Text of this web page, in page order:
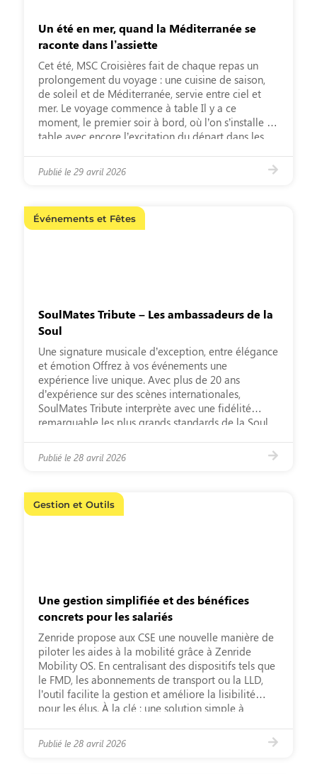
Un été en mer, quand la Méditerranée se
raconte dans l’assiette
Cet été, MSC Croisières fait de chaque repas un
prolongement du voyage : une cuisine de saison,
de soleil et de Méditerranée, servie entre ciel et
mer. Le voyage commence à table Il y a ce
moment, le premier soir à bord, où l’on s’installe à
table avec encore l’excitation du départ dans les
Publié le 29 avril 2026
Événements et Fêtes
SoulMates Tribute – Les ambassadeurs de la
Soul
Une signature musicale d’exception, entre élégance
et émotion Offrez à vos événements une
expérience live unique. Avec plus de 20 ans
d’expérience sur des scènes internationales,
SoulMates Tribute interprète avec une fidélité
remarquable les plus grands standards de la Soul,
jukebox live permet à vos invités de choisir, […]
Publié le 28 avril 2026
Gestion et Outils
Une gestion simplifiée et des bénéfices
concrets pour les salariés
Zenride propose aux CSE une nouvelle manière de
piloter les aides à la mobilité grâce à Zenride
Mobility OS. En centralisant des dispositifs tels que
le FMD, les abonnements de transport ou la LLD,
l’outil facilite la gestion et améliore la lisibilité
pour les élus. À la clé : une solution simple à
Publié le 28 avril 2026